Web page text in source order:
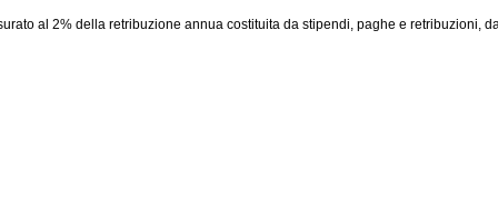
al 2% della retribuzione annua costituita da stipendi, paghe e retribuzioni,